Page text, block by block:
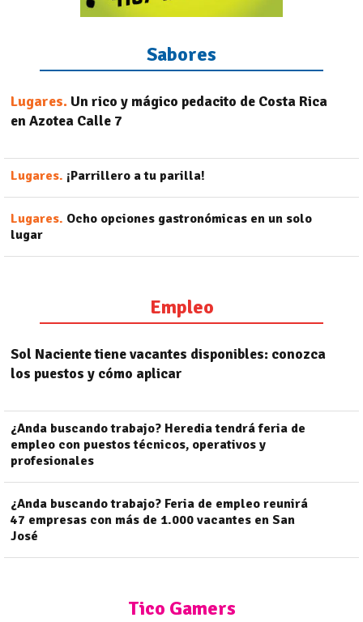
Sabores
Lugares. Un rico y mágico pedacito de Costa Rica
en Azotea Calle 7
Lugares. ¡Parrillero a tu parilla!
Lugares. Ocho opciones gastronómicas en un solo
lugar
Empleo
Sol Naciente tiene vacantes disponibles: conozca
los puestos y cómo aplicar
¿Anda buscando trabajo? Heredia tendrá feria de
empleo con puestos técnicos, operativos y
profesionales
¿Anda buscando trabajo? Feria de empleo reunirá
47 empresas con más de 1.000 vacantes en San
José
Tico Gamers